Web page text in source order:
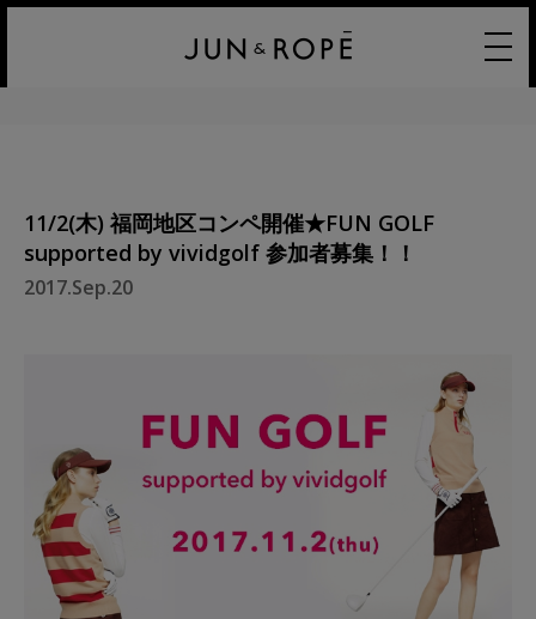
11/2(木) 福岡地区コンペ開催★FUN GOLF
supported by vividgolf 参加者募集！！
2017.Sep.20